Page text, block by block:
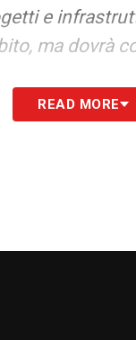
e
ma dovrà
READ MORE